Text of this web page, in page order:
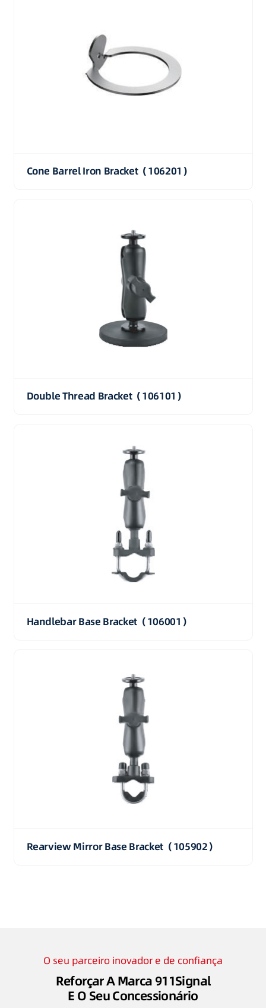
Cone Barrel Iron Bracket（106201）
Double Thread Bracket（106101）
Handlebar Base Bracket（106001）
Rearview Mirror Base Bracket（105902）
O seu parceiro inovador e de confiança
Reforçar A Marca 911Signal
E O Seu Concessionário